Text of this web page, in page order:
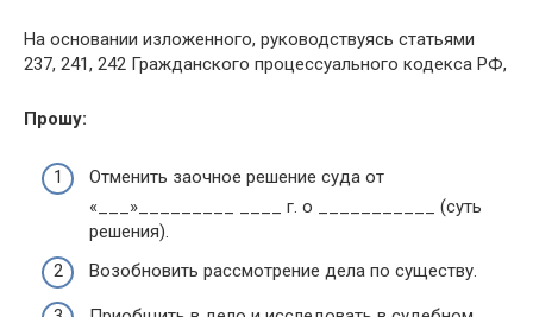
На основании изложенного, руководствуясь статьями
237, 241, 242 Гражданского процессуального кодекса РФ,
Прошу:
Отменить заочное решение суда от
«___»_________ ____ г. о ___________ (суть
решения).
Возобновить рассмотрение дела по существу.